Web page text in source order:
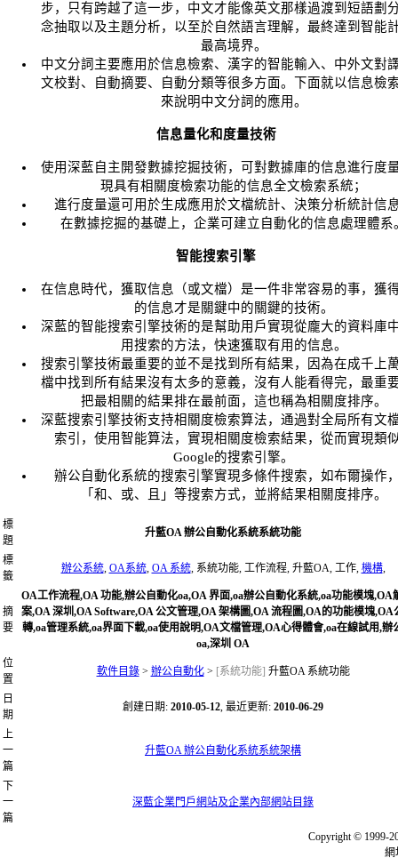
步，只有跨越了這一步，中文才能像英文那樣過渡到短語劃
念抽取以及主題分析，以至於自然語言理解，最終達到智能
最高境界。
中文分詞主要應用於信息檢索、漢字的智能輸入、中外文對
文校對、自動摘要、自動分類等很多方面。下面就以信息檢
來說明中文分詞的應用。
信息量化和度量技術
使用深藍自主開發數據挖掘技術，可對數據庫的信息進行度
現具有相關度檢索功能的信息全文檢索系統；
進行度量還可用於生成應用於文檔統計、決策分析統計信
在數據挖掘的基礎上，企業可建立自動化的信息處理體系
智能搜索引擎
在信息時代，獲取信息（或文檔）是一件非常容易的事，獲
的信息才是關鍵中的關鍵的技術。
深藍的智能搜索引擎技術的是幫助用戶實現從龐大的資料庫
用搜索的方法，快速獲取有用的信息。
搜索引擎技術最重要的並不是找到所有結果，因為在成千上
檔中找到所有結果沒有太多的意義，沒有人能看得完，最重
把最相關的結果排在最前面，這也稱為相關度排序。
深藍搜索引擎技術支持相關度檢索算法，通過對全局所有文
索引，使用智能算法，實現相關度檢索結果，從而實現類
Google的搜索引擎。
辦公自動化系統的搜索引擎實現多條件搜索，如布爾操作
「和、或、且」等搜索方式，並將結果相關度排序。
標
題
升藍OA 辦公自動化系統系統功能
標
籤
辦公系統, OA系統, OA 系統, 系統功能, 工作流程, 升藍OA, 工作, 機構,
摘
要
OA工作流程,OA 功能,辦公自動化oa,OA 界面,oa辦公自動化系統,oa功能模塊,OA
案,OA 深圳,OA Software,OA 公文管理,OA 架構圖,OA 流程圖,OA的功能模塊,OA
轉,oa管理系統,oa界面下載,oa使用說明,OA文檔管理,OA心得體會,oa在線試用,辦
oa,深圳 OA
位
置
軟件目錄 > 辦公自動化 > [系統功能] 升藍OA 系統功能
日
期
創建日期: 2010-05-12, 最近更新: 2010-06-29
上
一
篇
升藍OA 辦公自動化系統系統架構
下
一
篇
深藍企業門戶網站及企業內部網站目錄
Copyright ©